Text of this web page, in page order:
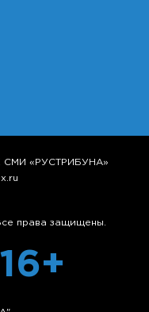
«РУСТРИБУНА»
права защищены.
16+